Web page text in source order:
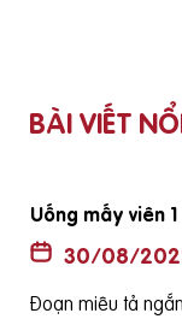
BÀI VIẾT
Uống mấy viên
30/08/
Đoạn miêu tả ngắn